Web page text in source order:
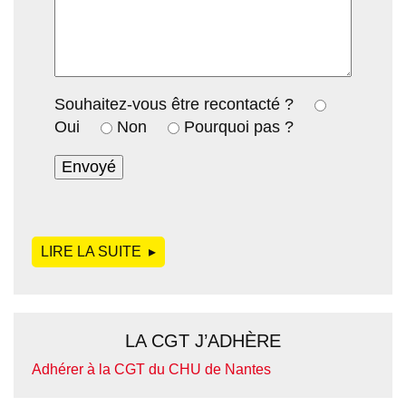
Souhaitez-vous être recontacté ?
Oui
Non Pourquoi pas ?
LIRE LA SUITE DE
LA CGT J’ADHÈRE
Adhérer à la CGT du CHU de Nantes